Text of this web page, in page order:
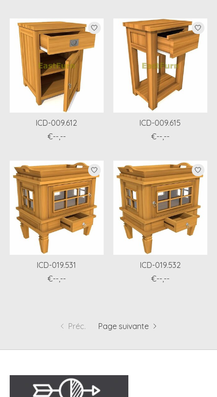
ICD-009.612
€--,--
ICD-009.615
€--,--
ICD-019.531
€--,--
ICD-019.532
€--,--
Préc. Page suivante